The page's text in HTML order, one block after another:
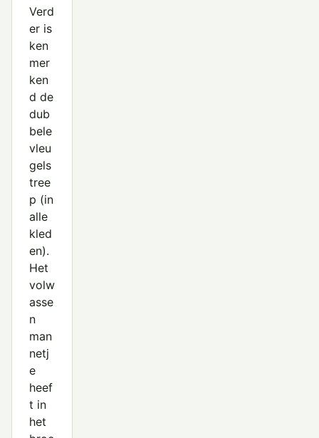
Verd
er is
ken
mer
ken
d de
dub
bele
vleu
gels
tree
p (in
alle
kled
en).
Het
volw
asse
n
man
netj
e
heef
t in
het